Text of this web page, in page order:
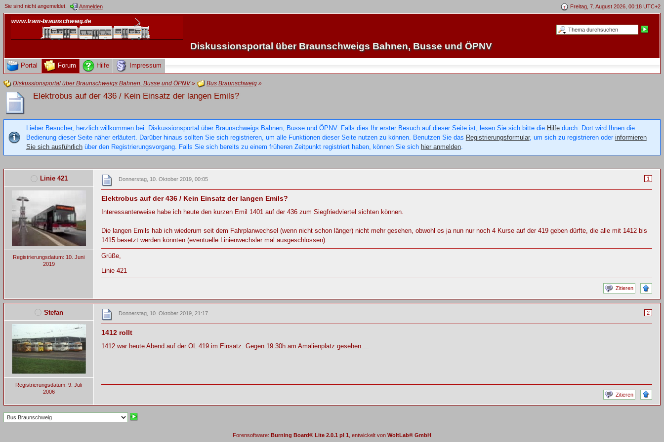
Freitag, 7. August 2026, 00:18 UTC+2
Sie sind nicht angemeldet. Anmelden
Diskussionsportal über Braunschweigs Bahnen, Busse und ÖPNV
Portal Forum Hilfe Impressum
Diskussionsportal über Braunschweigs Bahnen, Busse und ÖPNV» Bus Braunschweig»
Elektrobus auf der 436 / Kein Einsatz der langen Emils?
Lieber Besucher, herzlich willkommen bei: Diskussionsportal über Braunschweigs Bahnen, Busse und ÖPNV. Falls dies Ihr erster Besuch auf dieser Seite ist, lesen Sie sich bitte die Hilfedurch. Dort wird Ihnen die
Bedienung dieser Seite näher erläutert. Darüber hinaus sollten Sie sich registrieren, um alle Funktionen dieser Seite nutzen zu können. Benutzen Sie das Registrierungsformular, um sich zu registrieren oder informieren
Sie sich ausführlichüber den Registrierungsvorgang. Falls Sie sich bereits zu einem früheren Zeitpunkt registriert haben, können Sie sich hier anmelden.
Linie 421
Registrierungsdatum: 10. Juni
2019
1
Donnerstag, 10. Oktober 2019, 00:05
Elektrobus auf der 436 / Kein Einsatz der langen Emils?
Interessanterweise habe ich heute den kurzen Emil 1401 auf der 436 zum Siegfriedviertel sichten können.
Die langen Emils hab ich wiederum seit dem Fahrplanwechsel (wenn nicht schon länger) nicht mehr gesehen, obwohl es ja nun nur noch 4 Kurse auf der 419 geben dürfte, die alle mit 1412 bis
1415 besetzt werden könnten (eventuelle Linienwechsler mal ausgeschlossen).
Grüße,
Linie 421
Zitieren
Stefan
Registrierungsdatum: 9. Juli
2006
2
Donnerstag, 10. Oktober 2019, 21:17
1412 rollt
1412 war heute Abend auf der OL 419 im Einsatz. Gegen 19:30h am Amalienplatz gesehen....
Zitieren
Forensoftware: Burning Board® Lite 2.0.1 pl 1, entwickelt von WoltLab® GmbH